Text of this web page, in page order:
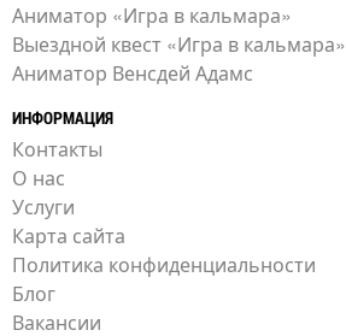
Аниматор «Игра в кальмара»
Выездной квест «Игра в кальмара»
Аниматор Венсдей Адамс
ИНФОРМАЦИЯ
Контакты
О нас
Услуги
Карта сайта
Политика конфиденциальности
Блог
Вакансии